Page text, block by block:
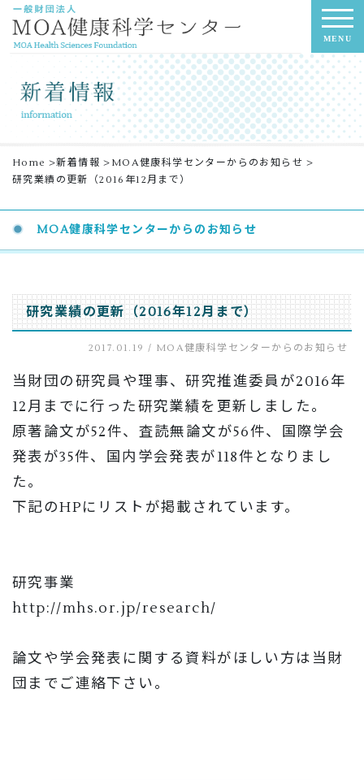
MENU
Home >新着情報 > MOA健康科学センターからのお知らせ >
研究業績の更新（2016年12月まで）
MOA健康科学センターからのお知らせ
研究業績の更新（2016年12月まで）
2017.01.19 / MOA健康科学センターからのお知らせ
当財団の研究員や理事、研究推進委員が2016年
12月までに行った研究業績を更新しました。
原著論文が52件、査読無論文が56件、国際学会
発表が35件、国内学会発表が118件となりまし
た。
下記のHPにリストが掲載されています。
研究事業
http://mhs.or.jp/research/
論文や学会発表に関する資料がほしい方は当財
団までご連絡下さい。